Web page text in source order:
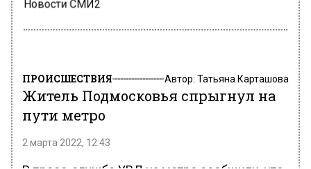
Новости СМИ2
ПРОИСШЕСТВИЯ Автор: Татьяна Карташова
Житель Подмосковья спрыгнул на
пути метро
2 марта 2022, 12:43